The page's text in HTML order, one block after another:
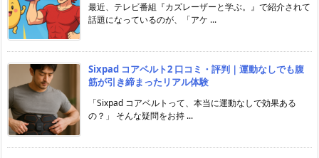
最近、テレビ番組『カズレーザーと学ぶ。』で紹介されて
話題になっているのが、「アケ ...
Sixpad コアベルト2 口コミ・評判｜運動なしでも腹
筋が引き締まったリアル体験
「Sixpad コアベルトって、本当に運動なしで効果ある
の？」 そんな疑問をお持 ...